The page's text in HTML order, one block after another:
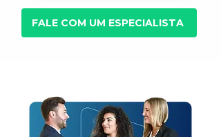
FALE COM UM ESPECIALISTA